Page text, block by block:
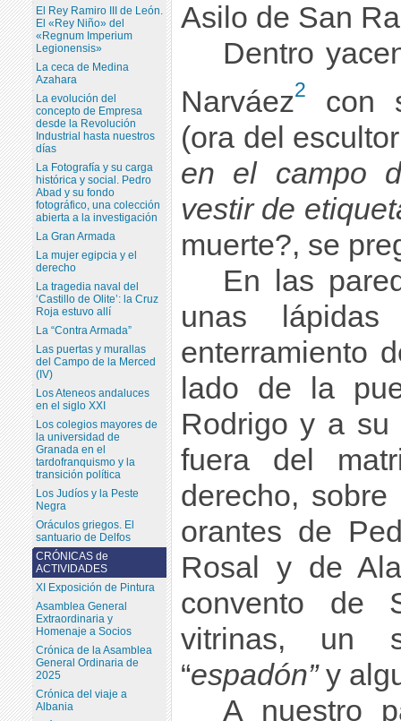
Asilo de San
Dentro
Narváez2
con
(ora del
en el campo
vestir de
muerte?, se
En las
unas
enterramiento
lado de la
Rodrigo y a su
fuera del
derecho,
orantes de
Rosal y de
convento de
vitrinas, un
“espadón”y
A nuestro
CRÓNICAS de
ACTIVIDADES
XI Exposición de Pintura
Asamblea General
Extraordinaria y
Homenaje a Socios
Crónica de la Asamblea
General Ordinaria de
2025
Crónica del viaje a
Albania
El Rey Ramiro III de León.
El «Rey Niño» del
«Regnum Imperium
Legionensis»
La ceca de Medina
Azahara
La evolución del
concepto de Empresa
desde la Revolución
Industrial hasta nuestros
días
La Fotografía y su carga
histórica y social. Pedro
Abad y su fondo
fotográfico, una colección
abierta a la investigación
La Gran Armada
La mujer egipcia y el
derecho
La tragedia naval del
‘Castillo de Olite’: la Cruz
Roja estuvo allí
La “Contra Armada”
Las puertas y murallas
del Campo de la Merced
(IV)
Los Ateneos andaluces
en el siglo XXI
Los colegios mayores de
la universidad de
Granada en el
tardofranquismo y la
transición política
Los Judíos y la Peste
Negra
Oráculos griegos. El
santuario de Delfos